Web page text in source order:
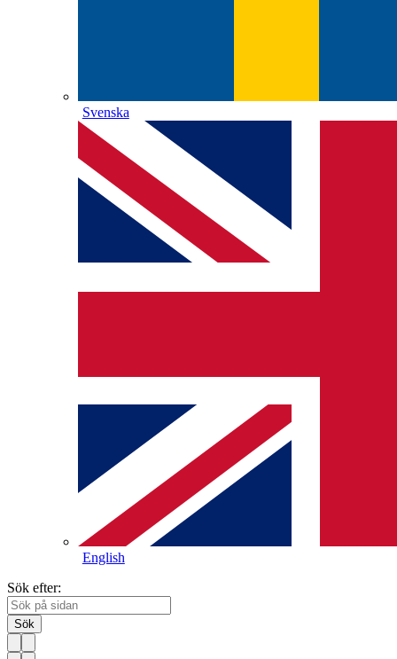
Svenska
English
Sök efter:
Sök